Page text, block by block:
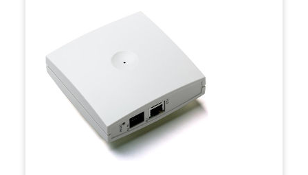
démarrage rapide
Yealink
05. Téléphonie Mobile
06. Cybersécurité
Keyyo Connect